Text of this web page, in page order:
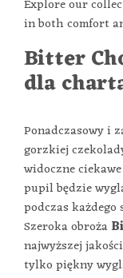
Explore our
in both comfort
Bitter
dla
Ponadczasowy i
gorzkiej
widoczne
pupil będzie
podczas każdego
Szeroka obroża
najwyższej
tylko piękny